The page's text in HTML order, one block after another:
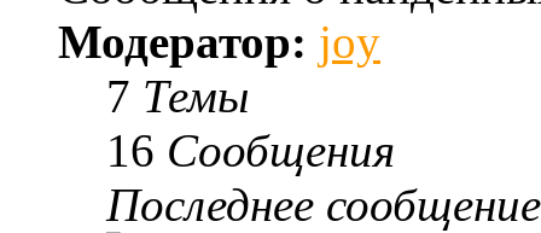
Модератор: joy
7 Темы
16 Сообщения
Последнее сообщение